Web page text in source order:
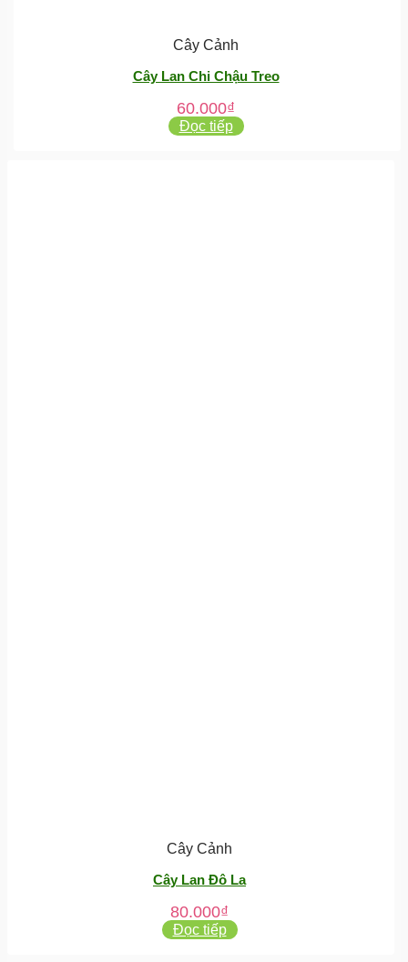
Cây Cảnh
Cây Lan Chi Chậu Treo
60.000₫
Đọc tiếp
Cây Cảnh
Cây Lan Đô La
80.000₫
Đọc tiếp